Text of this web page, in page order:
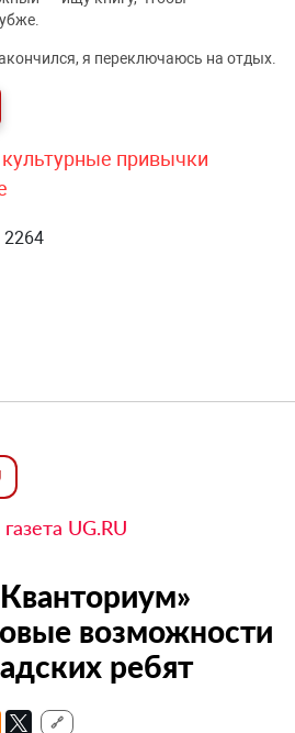
я переключаюсь на отдых.
привычки
2264
UG.RU
возможности
ребят
🔗